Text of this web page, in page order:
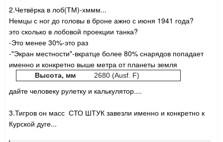
2.Четвёрка в лоб(ТМ)-хммм...
Немцы с ног до головы в броне ажно с июня 1941 года?
это сколько в лобовой проекции танка?
-Это менее 30%-это раз
-"Экран местности"-вкратце более 80% снарядов попадает
именно и конкретно выше метра от планеты земля
Высота, мм 2680 (Ausf. F)
дайте человеку рулетку и калькулятор....
3.Тигров он масс СТО ШТУК завезли именно и конкретно к
Курской дуге...